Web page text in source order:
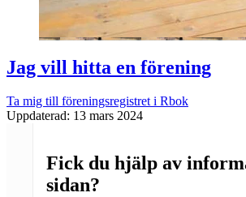
Jag vill hitta en förening
Ta mig till föreningsregistret i Rbok
Uppdaterad: 13 mars 2024
Fick du hjälp av
sidan?